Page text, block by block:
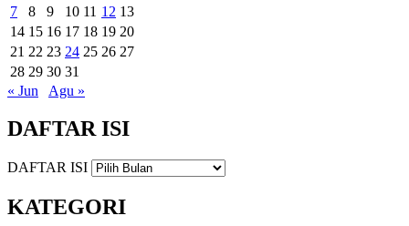
7
8 9 10 11 12 13
14 15 16 17 18 19 20
21 22 23 24 25 26 27
28 29 30 31
« Jun
Agu »
DAFTAR ISI
DAFTAR ISI
KATEGORI